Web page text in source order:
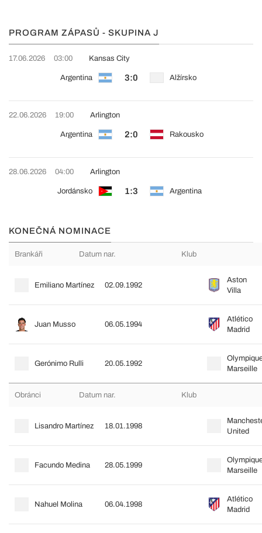
PROGRAM ZÁPASŮ - SKUPINA J
17.06.2026 03:00
Argentina 3:0 Alžírsko
Kansas City
22.06.2026 19:00
Argentina 2:0 Rakousko
Arlington
28.06.2026 04:00
Jordánsko 1:3 Argentina
Arlington
KONEČNÁ NOMINACE
Brankáři Datum nar. Klub
Emiliano Martínez 02.09.1992
Aston
Villa
Juan Musso 06.05.1994
Atlético
Madrid
Gerónimo Rulli 20.05.1992
Marseille
Obránci Datum nar. Klub
Lisandro Martínez 18.01.1998
United
Facundo Medina 28.05.1999
Marseille
Nahuel Molina 06.04.1998
Atlético
Madrid